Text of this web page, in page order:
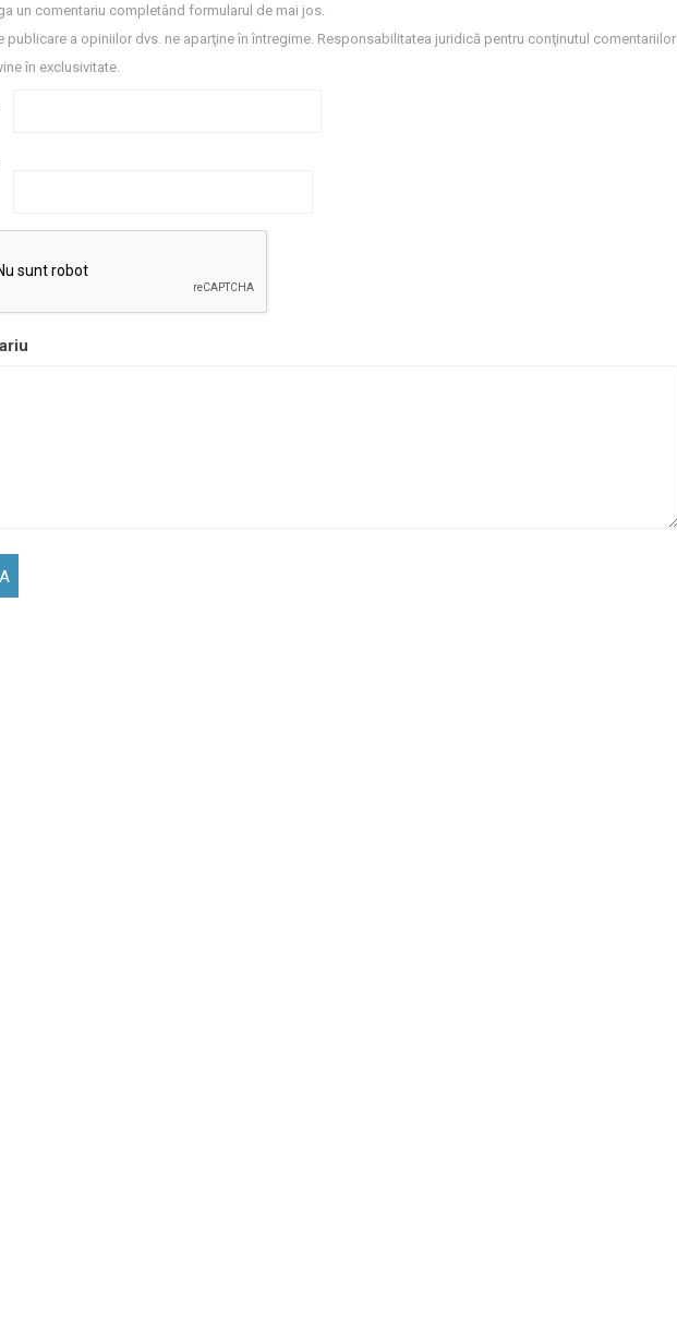
un comentariu completând formularul de mai jos.
publicare a opiniilor dvs. ne aparţine în întregime. Responsabilitatea juridică pentru conţinutul comentariilor
în exclusivitate.